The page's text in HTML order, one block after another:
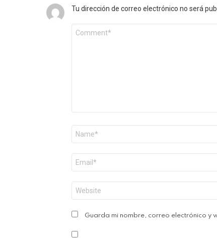
Tu dirección de correo electrónico no será
electrónico
*
Guarda mi nombre, correo electrónico y